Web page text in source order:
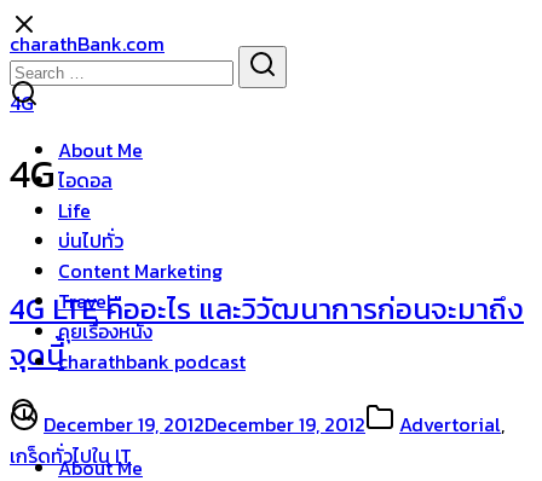
Skip
to
content
charathBank.com
About Me
ไอดอล
Life
บ่นไปทั่ว
Content Marketing
Travel
คุยเรื่องหนัง
charathbank podcast
About Me
Search
for:
4G
4G
4G LTE คืออะไร และวิวัฒนาการก่อนจะมาถึง
จุดนี้
December 19, 2012December 19, 2012 Advertorial,
เกร็ดทั่วไปใน IT